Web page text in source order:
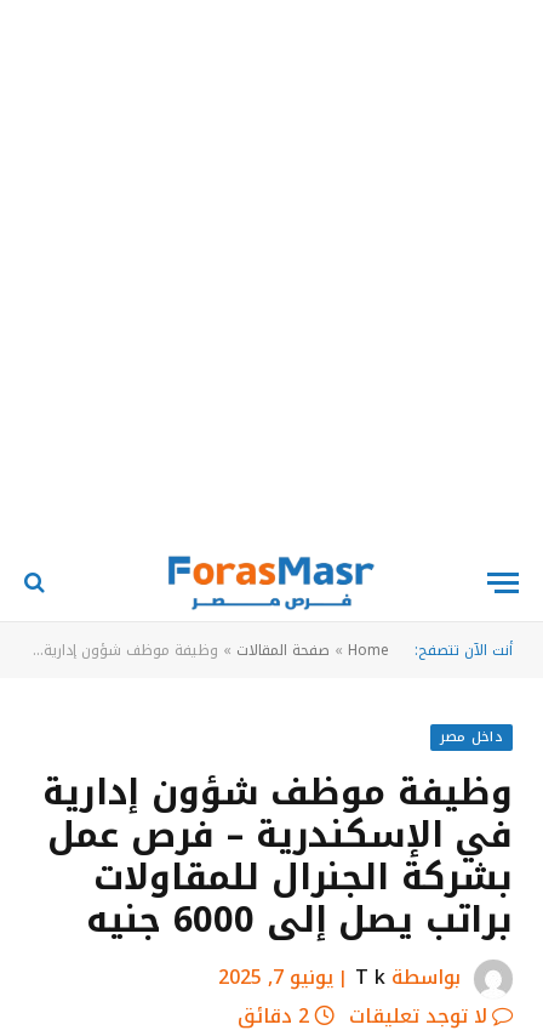
أنت الآن تتصفح: Home
» صفحة المقالات » وظيفة موظف شؤون إدارية في الإسكندرية – فرص عمل بشركة الجنرال للمقاولات براتب يصل إلى 6000 جنيه
داخل مصر
وظيفة موظف شؤون إدارية
في الإسكندرية – فرص عمل
بشركة الجنرال للمقاولات
براتب يصل إلى 6000 جنيه
بواسطةT k
يونيو 7, 2025
لا توجد تعليقات
2 دقائق